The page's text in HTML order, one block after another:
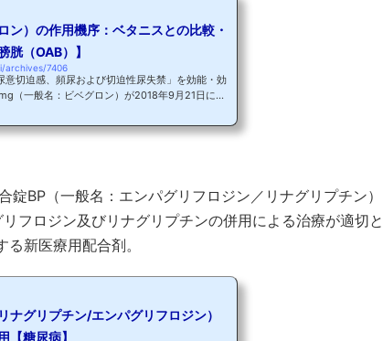
ン）の作用機序：ベタニスとの比較・
胱（OAB）】
archives/7406
意切迫感、頻尿および切迫性尿失禁」を効能・効
（一般名：ビベグロン）が2018年9月21日に承
with Overactive bladder製薬会社製造販
185.70円） ...
BP（一般名：エンパグリフロジン／リナグリプチン）
フロジン及びリナグリプチンの併用による治療が適切
新医療用配合剤。
ナグリプチン/エンパグリフロジン）
【糖尿病】